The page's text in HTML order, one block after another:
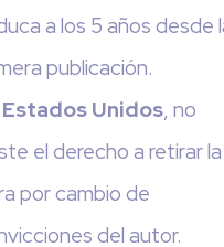
a los 5 años desde
publicación.
Estados Unidos, no
el derecho a retirar la
por cambio de
del autor.